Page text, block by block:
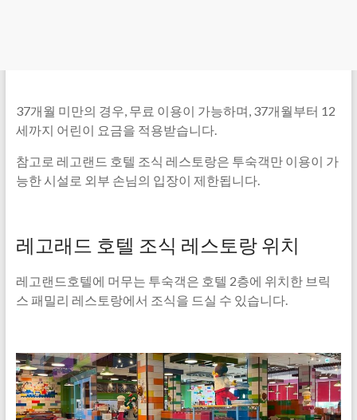
37개월 미만의 경우, 무료 이용이 가능하며, 37개월부터 12
세까지 어린이 요금을 적용받습니다.
참고로 레고랜드 호텔 조식 레스토랑은 투숙객만 이용이 가
능한 시설로 외부 손님의 입장이 제한됩니다.
레고래드 호텔 조식 레스토랑 위치
레고랜드호텔에 머무는 투숙객은 호텔 2층에 위치한 브릭
스 패밀리 레스토랑에서 조식을 드실 수 있습니다.